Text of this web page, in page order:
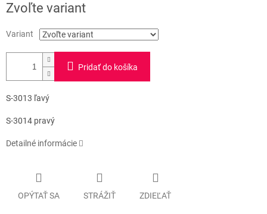
cena:
Zvoľte variant
Variant
Pridať do košíka
S-3013 ľavý
S-3014 pravý
Detailné informácie
OPÝTAŤ SA STRÁŽIŤ ZDIEĽAŤ